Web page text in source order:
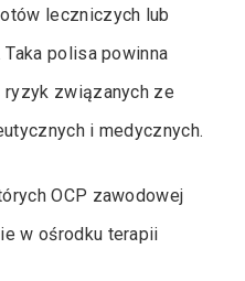
leczniczych lub
polisa powinna
związanych ze
i medycznych.
OCP zawodowej
w ośrodku terapii